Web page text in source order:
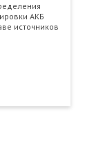
АКБ
источников